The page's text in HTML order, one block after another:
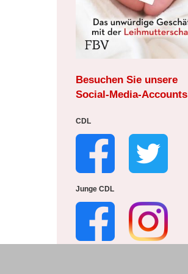
Besuchen Sie unsere
Social-Media-Accounts
CDL
Junge CDL